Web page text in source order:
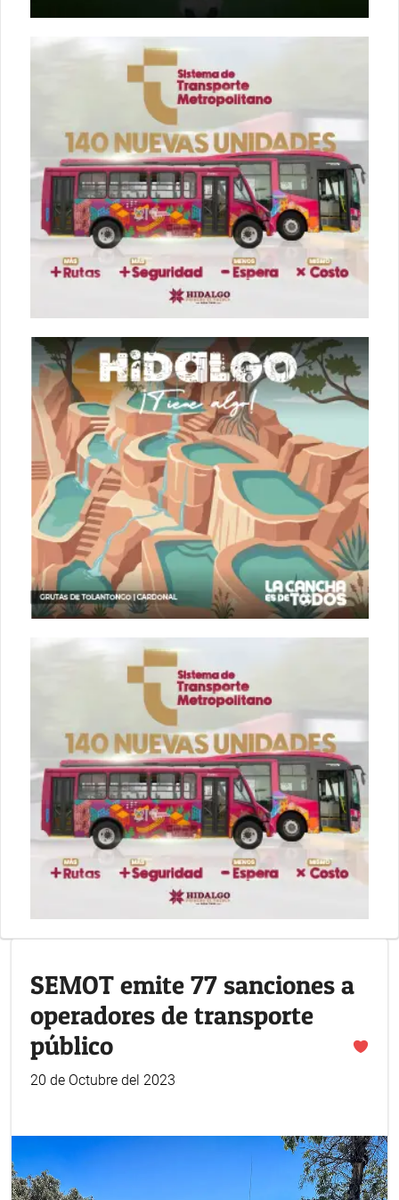
SEMOT emite 77 sanciones a
operadores de transporte
público
20 de Octubre del 2023